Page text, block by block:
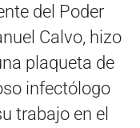
del Poder
Calvo, hizo
plaqueta de
infectólogo
trabajo en el